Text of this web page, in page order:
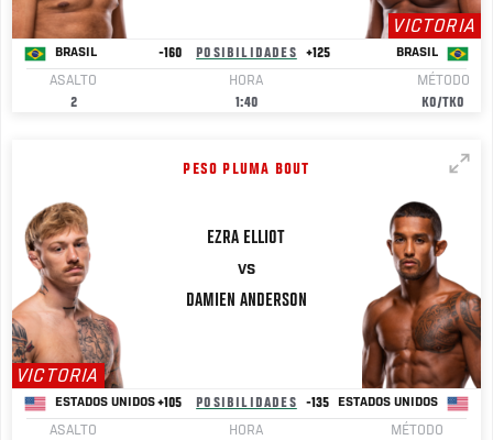
VICTORIA
BRASIL -160 POSIBILIDADES +125 BRASIL
ASALTO
2
HORA
1:40
MÉTODO
KO/TKO
PESO PLUMA BOUT
VICTORIA
EZRA ELLIOT
VS
DAMIEN ANDERSON
ESTADOS UNIDOS+105 POSIBILIDADES -135 ESTADOS UNIDOS
ASALTO
HORA
MÉTODO